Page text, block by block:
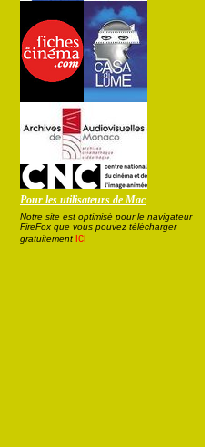
Pour les utilisateurs de Mac
Notre site est optimisé pour le navigateur
FireFox que vous pouvez télécharger
gratuitement ici